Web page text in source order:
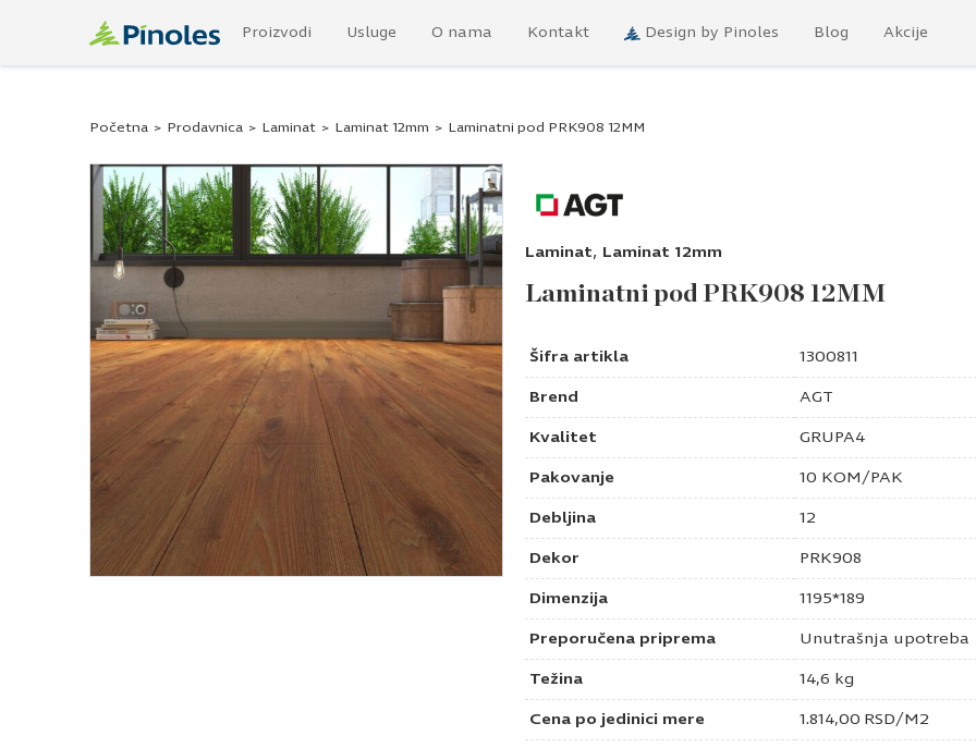
Proizvodi Usluge O nama Kontakt Design by Pinoles Blog Akcije
Početna > Prodavnica > Laminat > Laminat 12mm > Laminatni pod PRK908 12MM
Laminat, Laminat 12mm
Laminatni pod PRK908 12MM
Šifra artikla 1300811
Brend AGT
Kvalitet GRUPA4
Pakovanje 10 KOM/PAK
Debljina 12
Dekor PRK908
Dimenzija 1195*189
Preporučena priprema Unutrašnja upotreba
Težina 14,6 kg
Cena po jedinici mere 1.814,00 RSD/M2